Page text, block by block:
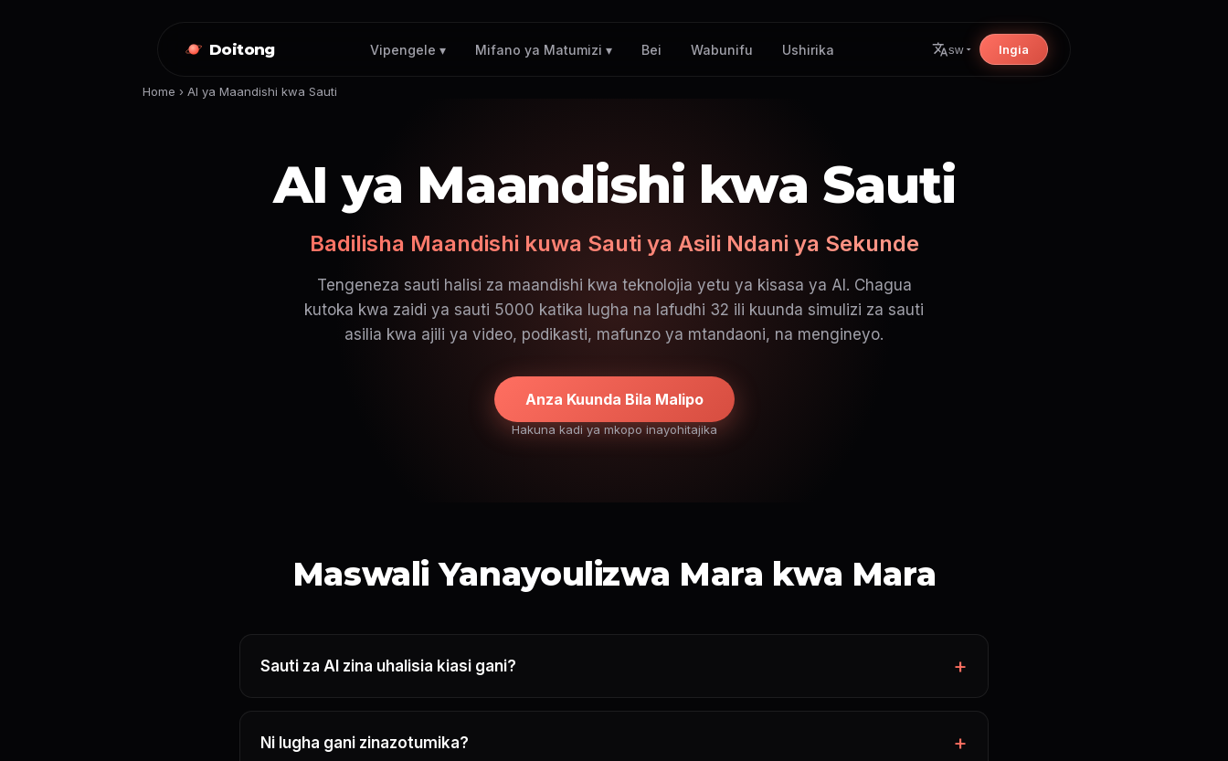
Doitong Vipengele ▾ Mifano ya Matumizi ▾ Bei Wabunifu Ushirika sw Ingia
Home › AI ya Maandishi kwa Sauti
AI ya Maandishi kwa Sauti
Badilisha Maandishi kuwa Sauti ya Asili Ndani ya Sekunde
Tengeneza sauti halisi za maandishi kwa teknolojia yetu ya kisasa ya AI. Chagua
kutoka kwa zaidi ya sauti 5000 katika lugha na lafudhi 32 ili kuunda simulizi za sauti
asilia kwa ajili ya video, podikasti, mafunzo ya mtandaoni, na mengineyo.
Anza Kuunda Bila Malipo
Hakuna kadi ya mkopo inayohitajika
Maswali Yanayoulizwa Mara kwa Mara
Sauti za AI zina uhalisia kiasi gani?
Ni lugha gani zinazotumika?